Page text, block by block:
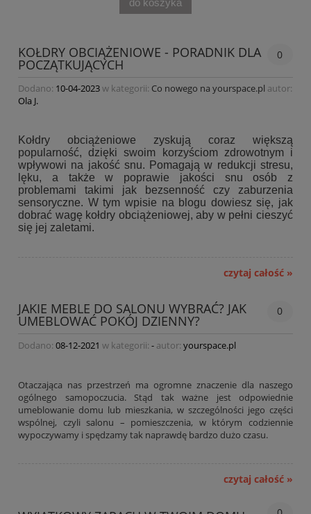
KOŁDRY OBCIĄŻENIOWE - PORADNIK DLA
POCZĄTKUJĄCYCH
0
Dodano: 10-04-2023w kategorii: Co nowego na yourspace.pl autor:
Ola J.
Kołdry obciążeniowe zyskują coraz większą
popularność, dzięki swoim korzyściom zdrowotnym i
wpływowi na jakość snu. Pomagają w redukcji stresu,
lęku, a także w poprawie jakości snu osób z
problemami takimi jak bezsenność czy zaburzenia
sensoryczne. W tym wpisie na blogu dowiesz się, jak
dobrać wagę kołdry obciążeniowej, aby w pełni cieszyć
się jej zaletami.
czytaj całość »
JAKIE MEBLE DO SALONU WYBRAĆ? JAK
UMEBLOWAĆ POKÓJ DZIENNY?
0
Dodano: 08-12-2021 w kategorii: - autor: yourspace.pl
Otaczająca nas przestrzeń ma ogromne znaczenie dla naszego
ogólnego samopoczucia. Stąd tak ważne jest odpowiednie
umeblowanie domu lub mieszkania, w szczególności jego części
wspólnej, czyli salonu – pomieszczenia, w którym codziennie
wypoczywamy i spędzamy tak naprawdę bardzo dużo czasu.
czytaj całość »